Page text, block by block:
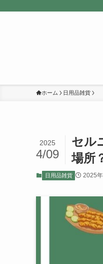
ホーム 日用品雑貨
セル
場所
2025
4/09
日用品雑貨 2025